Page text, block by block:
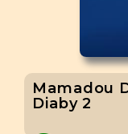
Mamadou
Diaby 2